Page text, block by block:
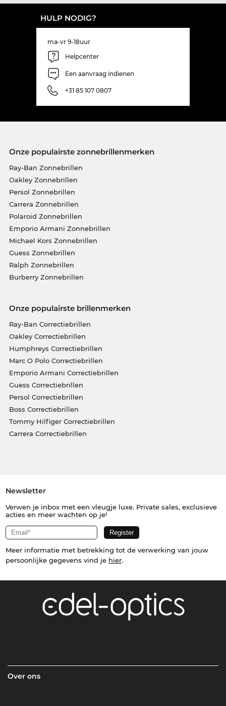
HULP NODIG?
ma-vr 9-18uur
Helpcenter
Een aanvraag indienen
+31 85 107 0807
Onze populairste zonnebrillenmerken
Ray-Ban Zonnebrillen
Oakley Zonnebrillen
Persol Zonnebrillen
Carrera Zonnebrillen
Polaroid Zonnebrillen
Emporio Armani Zonnebrillen
Michael Kors Zonnebrillen
Guess Zonnebrillen
Ralph Zonnebrillen
Burberry Zonnebrillen
Onze populairste brillenmerken
Ray-Ban Correctiebrillen
Oakley Correctiebrillen
Humphreys Correctiebrillen
Marc O Polo Correctiebrillen
Emporio Armani Correctiebrillen
Guess Correctiebrillen
Persol Correctiebrillen
Boss Correctiebrillen
Tommy Hilfiger Correctiebrillen
Carrera Correctiebrillen
Newsletter
Verwen je inbox met een vleugje luxe. Private sales, exclusieve
acties en meer wachten op je!
Meer informatie met betrekking tot de verwerking van jouw
persoonlijke gegevens vind je hier.
Over ons